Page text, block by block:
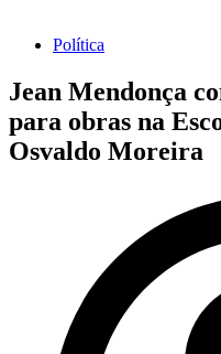
Política
Jean Mendonça
para obras na
Osvaldo Moreira